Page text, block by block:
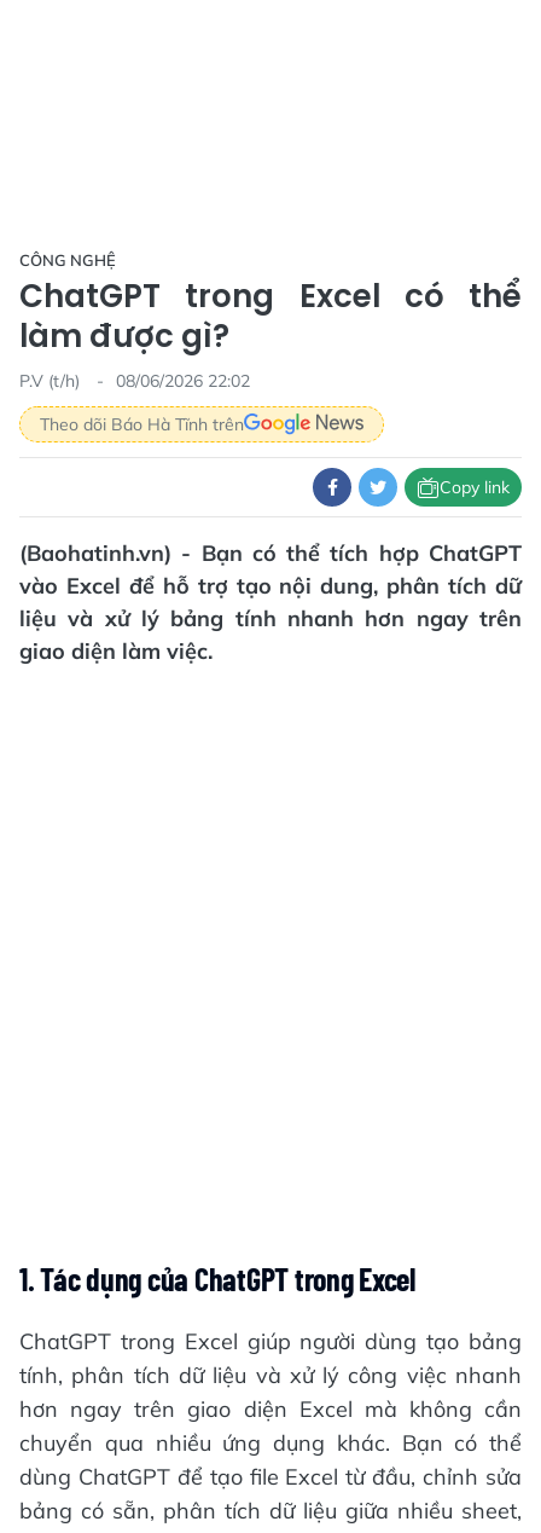
CÔNG NGHỆ
ChatGPT trong Excel có thể
làm được gì?
P.V (t/h)
08/06/2026 22:02
Theo dõi Báo Hà Tĩnh trên
Copy link
(Baohatinh.vn) - Bạn có thể tích hợp ChatGPT
vào Excel để hỗ trợ tạo nội dung, phân tích dữ
liệu và xử lý bảng tính nhanh hơn ngay trên
giao diện làm việc.
1. Tác dụng của ChatGPT trong Excel
ChatGPT trong Excel giúp người dùng tạo bảng
tính, phân tích dữ liệu và xử lý công việc nhanh
hơn ngay trên giao diện Excel mà không cần
chuyển qua nhiều ứng dụng khác. Bạn có thể
dùng ChatGPT để tạo file Excel từ đầu, chỉnh sửa
bảng có sẵn, phân tích dữ liệu giữa nhiều sheet,